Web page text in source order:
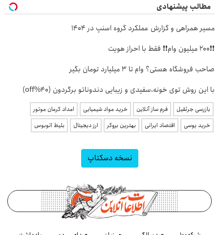
مطالب پیشنهادی
مسیر همراهی و گزارش عملکرد گروه اسنپ در ۱۴۰۴
❗❗200 میلیون وام❗❗ فقط با احراز هویت
صاحب فروشگاه هستی؟ وام تا ۳ میلیارد تومان بگیر
با این روش توی خونه،سفیدی و زیبایی دندوناتو برگردون (40%off)
بازرسی جرثقیل فرم ساز آنلاین خرید مواد شیمیایی
امداد کرمان موتور
خرید یوسی
اقتصاد ایرانی بهترین بروکر ارز دیجیتال بلیط اتوبوس
نسخه دسکتاپ